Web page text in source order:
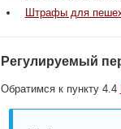
Штрафы для
Регулируемый
Обратимся к пункту 4.4